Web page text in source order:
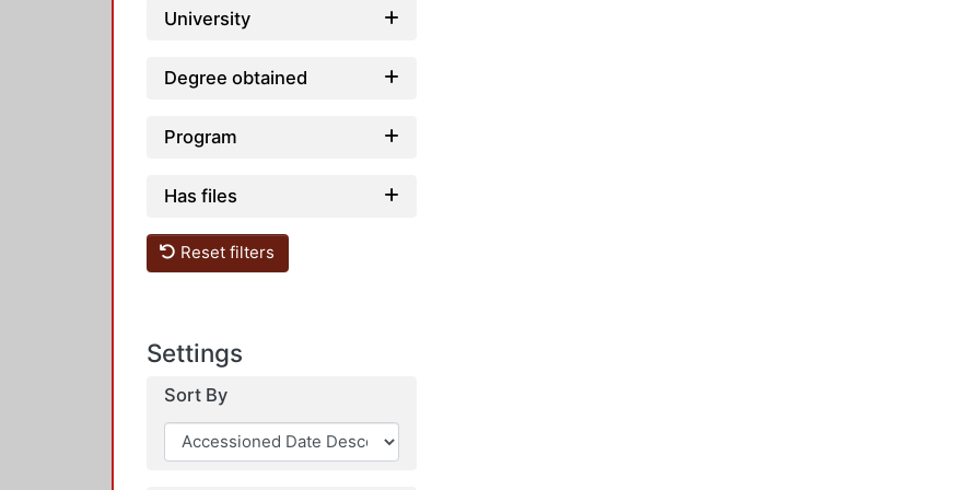
University
Degree obtained
Program
Has files
Reset filters
Settings
Sort By